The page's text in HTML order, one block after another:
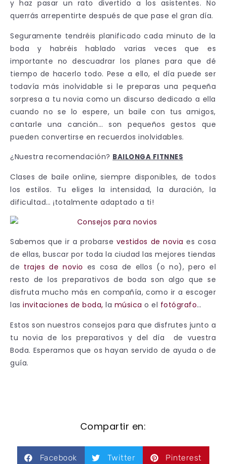
y haz pasar un rato divertido a los asistentes. No
querrás arrepentirte después de que pase el gran día.
Seguramente tendréis planificado cada minuto de la
boda y habréis hablado varias veces que es
importante no descuadrar los planes para que dé
tiempo de hacerlo todo. Pese a ello, el día puede ser
todavía más inolvidable si le preparas una pequeña
sorpresa a tu novia como un discurso dedicado a ella
cuando no se lo espere, un baile con tus amigos,
cantarle una canción… son pequeños gestos que
pueden convertirse en recuerdos inolvidables.
¿Nuestra recomendación? BAILONGA FITNNES
Clases de baile online, siempre disponibles, de todos
los estilos. Tu eliges la intensidad, la duración, la
dificultad… ¡totalmente adaptado a ti!
Sabemos que ir a probarse vestidos de novia es cosa
de ellas, buscar por toda la ciudad las mejores tiendas
de trajes de novio es cosa de ellos (o no), pero el
resto de los preparativos de boda son algo que se
disfruta mucho más en compañía, como ir a escoger
las invitaciones de boda, la música o el fotógrafo…
Estos son nuestros consejos para que disfrutes junto a
tu novia de los preparativos y del día de vuestra
Boda. Esperamos que os hayan servido de ayuda o de
guía.
Compartir en:
Facebook Twitter Pinterest